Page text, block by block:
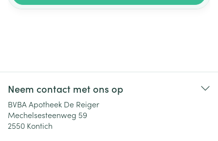
Neem contact met ons op
BVBA Apotheek De Reiger
Mechelsesteenweg 59
2550 Kontich